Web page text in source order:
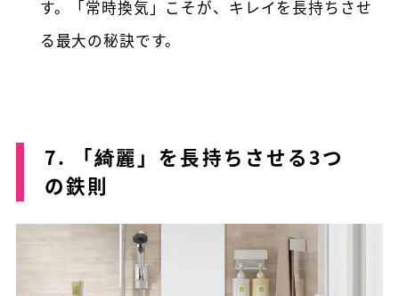
す。「常時換気」こそが、キレイを長持ちさせ
る最大の秘訣です。
7. 「綺麗」を長持ちさせる3つ
の鉄則